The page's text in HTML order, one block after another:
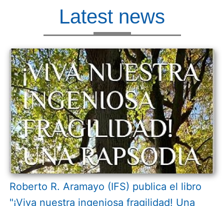
Latest news
Roberto R. Aramayo (IFS) publica el libro
"¡Viva nuestra ingeniosa fragilidad! Una